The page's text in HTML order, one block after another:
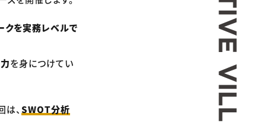
クを実務レベルで
を身につけてい
、 SWOT分析